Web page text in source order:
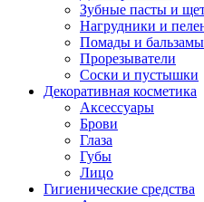
Зубные пасты и
Нагрудники и
Помады и бальзамы
Прорезыватели
Соски и пустышки
Декоративная косметика
Аксессуары
Брови
Глаза
Губы
Лицо
Гигиенические средства